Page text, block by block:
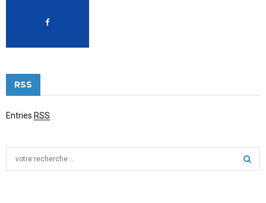
RSS
Entries RSS